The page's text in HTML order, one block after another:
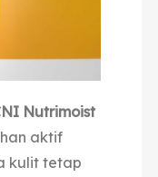
Nutrimoist
aktif
kulit tetap